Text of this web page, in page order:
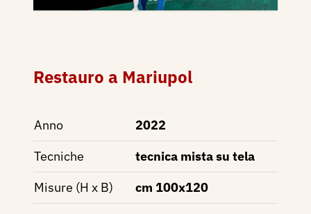
Restauro a Mariupol
Anno
2022
Tecniche
tecnica mista su tela
Misure (H x B)
cm 100x120